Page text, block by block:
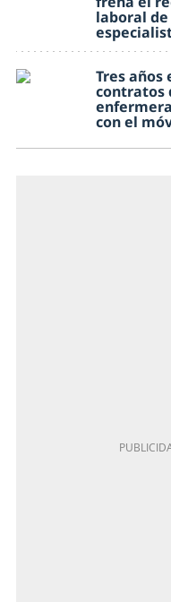
laboral
Tres años
contratos
con el